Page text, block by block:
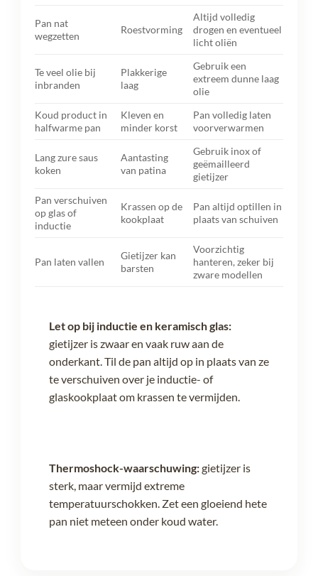
Pan nat
wegzetten
Roestvorming
Altijd volledig
drogen en eventueel
licht oliën
Te veel olie bij
inbranden
Plakkerige
laag
Gebruik een
extreem dunne laag
olie
Koud product in
halfwarme pan
Kleven en
minder korst
Pan volledig laten
voorverwarmen
Lang zure saus
koken
Aantasting
van patina
Gebruik inox of
geëmailleerd
gietijzer
Pan verschuiven
op glas of
inductie
Krassen op de
kookplaat
Pan altijd optillen in
plaats van schuiven
Pan laten vallen
Gietijzer kan
barsten
Voorzichtig
hanteren, zeker bij
zware modellen
Let op bij inductie en keramisch glas:
gietijzer is zwaar en vaak ruw aan de
onderkant. Til de pan altijd op in plaats van ze
te verschuiven over je inductie- of
glaskookplaat om krassen te vermijden.
Thermoshock-waarschuwing:gietijzer is
sterk, maar vermijd extreme
temperatuurschokken. Zet een gloeiend hete
pan niet meteen onder koud water.